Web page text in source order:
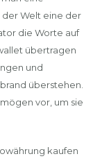
der Welt eine der
die Worte auf
übertragen
und
überstehen.
vor, um sie
kaufen